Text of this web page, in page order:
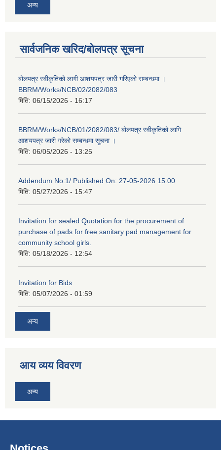
अन्य
सार्वजनिक खरिद/बोलपत्र सूचना
बोलपत्र स्वीकृतिको लागी आशयपत्र जारी गरिएको सम्बन्धमा ।
BBRM/Works/NCB/02/2082/083
मिति: 06/15/2026 - 16:17
BBRM/Works/NCB/01/2082/083/ बोलपत्र स्वीकृतिको लागि
आशयपत्र जारी गरेको सम्बन्धमा सूचना ।
मिति: 06/05/2026 - 13:25
Addendum No:1/ Published On: 27-05-2026 15:00
मिति: 05/27/2026 - 15:47
Invitation for sealed Quotation for the procurement of
purchase of pads for free sanitary pad management for
community school girls.
मिति: 05/18/2026 - 12:54
Invitation for Bids
मिति: 05/07/2026 - 01:59
अन्य
आय व्यय विवरण
अन्य